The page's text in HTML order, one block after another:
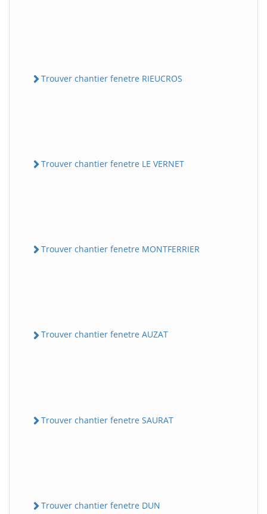
Trouver chantier fenetre RIEUCROS
Trouver chantier fenetre LE VERNET
Trouver chantier fenetre MONTFERRIER
Trouver chantier fenetre AUZAT
Trouver chantier fenetre SAURAT
Trouver chantier fenetre DUN